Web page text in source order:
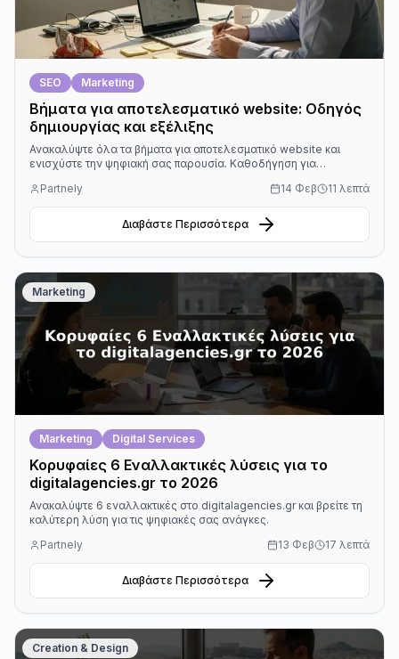
SEO Marketing
Βήματα για αποτελεσματικό website: Οδηγός
δημιουργίας και εξέλιξης
Ανακαλύψτε όλα τα βήματα για αποτελεσματικό website και
ενισχύστε την ψηφιακή σας παρουσία. Καθοδήγηση για
Partnely
14 Φεβ 11 λεπτά
Διαβάστε Περισσότερα
Marketing
Marketing Digital Services
Κορυφαίες 6 Εναλλακτικές λύσεις για το
digitalagencies.gr το 2026
Ανακαλύψτε 6 εναλλακτικές στο digitalagencies.gr και βρείτε τη
καλύτερη λύση για τις ψηφιακές σας ανάγκες.
Partnely
13 Φεβ 17 λεπτά
Διαβάστε Περισσότερα
Creation & Design